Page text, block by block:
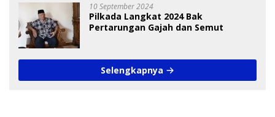
10 September 2024
Pilkada Langkat 2024 Bak
Pertarungan Gajah dan Semut
Selengkapnya